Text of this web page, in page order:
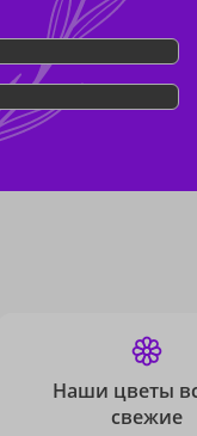
Наши цветы
свежие